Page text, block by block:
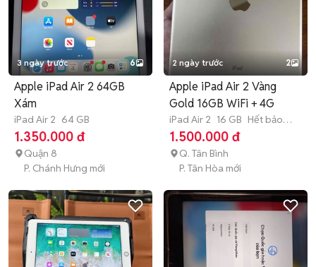
3 ngày trước 6
Apple iPad Air 2 64GB
Xám
iPad Air 2 64 GB
1.350.000 đ
Quận 8
P. Chánh Hưng mới
2 ngày trước 2
Apple iPad Air 2 Vàng
Gold 16GB WiFi + 4G
iPad Air 2 16 GB Hết bảo
hành
1.500.000 đ
Q. Tân Bình
P. Tân Hòa mới